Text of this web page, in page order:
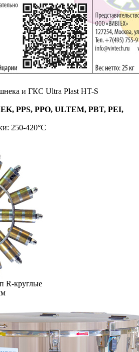
и ГКС Ultra Plast HT-S
PPS, PPO, ULTEM, PBT, PEI,
250-420°С
R-круглые